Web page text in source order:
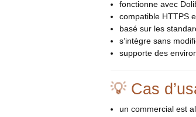
fonctionne avec
compatible HTTPS
basé sur les
s’intègre sans
supporte des
💡 Cas
un commercial est